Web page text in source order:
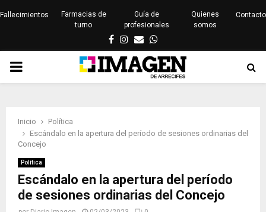
Fallecimientos
Farmacias de
turno
Guía de
profesionales
Quienes
somos
Contacto
Facebook
Instagram
EmailWhatsapp
PRIMARY
Inicio
Política
Escándalo en la apertura del período de sesiones ordinarias del
Concejo
Política
Escándalo en la apertura del período
de sesiones ordinarias del Concejo